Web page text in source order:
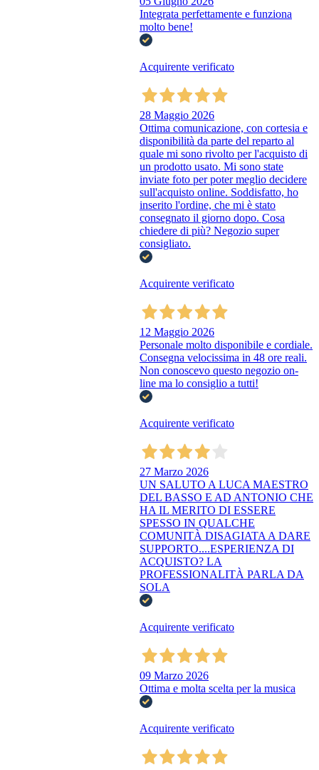
Integrata perfettamente e funziona
molto bene!
Acquirente verificato
28 Maggio 2026
Ottima comunicazione, con cortesia e
disponibilità da parte del reparto al
quale mi sono rivolto per l'acquisto di
un prodotto usato. Mi sono state
inviate foto per poter meglio decidere
sull'acquisto online. Soddisfatto, ho
inserito l'ordine, che mi è stato
consegnato il giorno dopo. Cosa
chiedere di più? Negozio super
consigliato.
Acquirente verificato
12 Maggio 2026
Personale molto disponibile e cordiale.
Consegna velocissima in 48 ore reali.
Non conoscevo questo negozio on-
line ma lo consiglio a tutti!
Acquirente verificato
27 Marzo 2026
UN SALUTO A LUCA MAESTRO
DEL BASSO E AD ANTONIO CHE
HA IL MERITO DI ESSERE
SPESSO IN QUALCHE
COMUNITÀ DISAGIATA A DARE
SUPPORTO....ESPERIENZA DI
ACQUISTO? LA
PROFESSIONALITÀ PARLA DA
SOLA
Acquirente verificato
09 Marzo 2026
Ottima e molta scelta per la musica
Acquirente verificato